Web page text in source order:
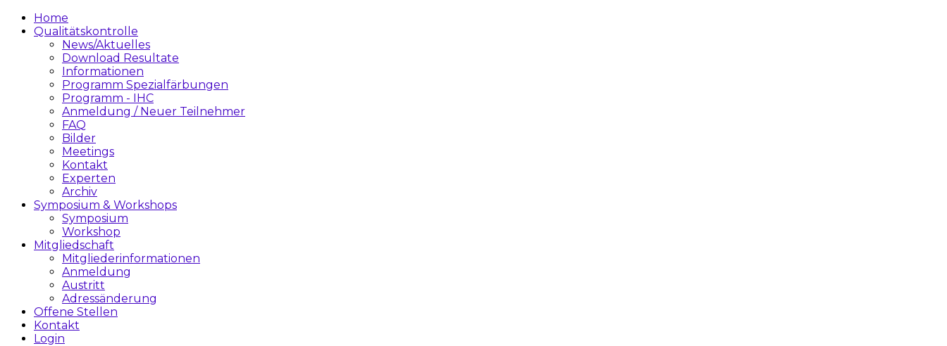
Home
Qualitätskontrolle
News/Aktuelles
Download Resultate
Informationen
Programm Spezialfärbungen
Programm - IHC
Anmeldung / Neuer Teilnehmer
FAQ
Bilder
Meetings
Kontakt
Experten
Archiv
Symposium & Workshops
Symposium
Workshop
Mitgliedschaft
Mitgliederinformationen
Anmeldung
Austritt
Adressänderung
Offene Stellen
Kontakt
Login